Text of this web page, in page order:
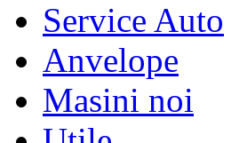
Service Auto
Anvelope
Masini noi